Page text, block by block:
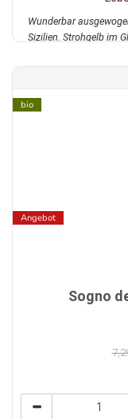
Wunderbar
Sizilien. Strohgelb im
bio
Angebot
Sogno